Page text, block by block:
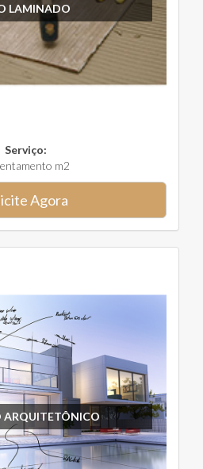
LAMINADO
Serviço:
m2
Agora
ARQUITETÔNICO